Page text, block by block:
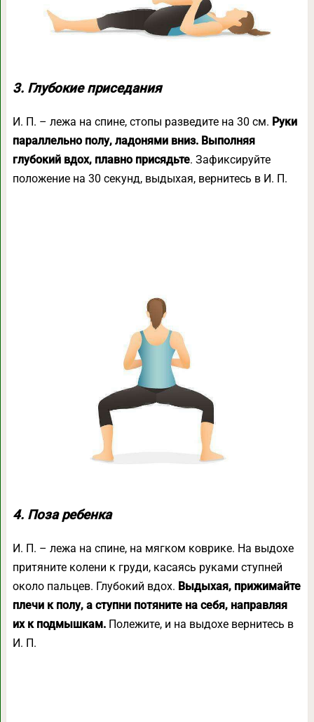
3. Глубокие приседания
И. П. – лежа на спине, стопы разведите на 30 см. Руки
параллельно полу, ладонями вниз. Выполняя
глубокий вдох, плавно присядьте. Зафиксируйте
положение на 30 секунд, выдыхая, вернитесь в И. П.
4. Поза ребенка
И. П. – лежа на спине, на мягком коврике. На выдохе
притяните колени к груди, касаясь руками ступней
около пальцев. Глубокий вдох. Выдыхая, прижимайте
плечи к полу, а ступни потяните на себя, направляя
их к подмышкам. Полежите, и на выдохе вернитесь в
И. П.